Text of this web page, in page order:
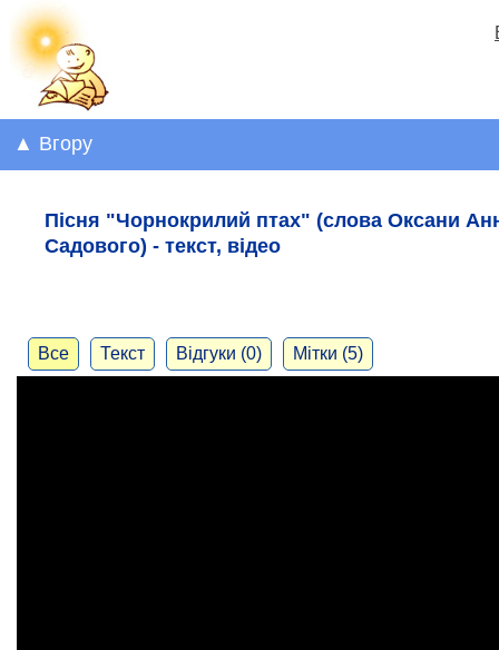
▲ Вгору
Пісня "Чорнокрилий птах" (слова Оксани
Садового) - текст, відео
Все Текст Відгуки (0) Мітки (5)